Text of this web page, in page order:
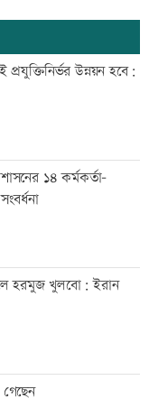
উন্নয়ন হবে:
১৪ কর্মকর্তা-
হরমুজ খুলবো: ইরান
গেছেন